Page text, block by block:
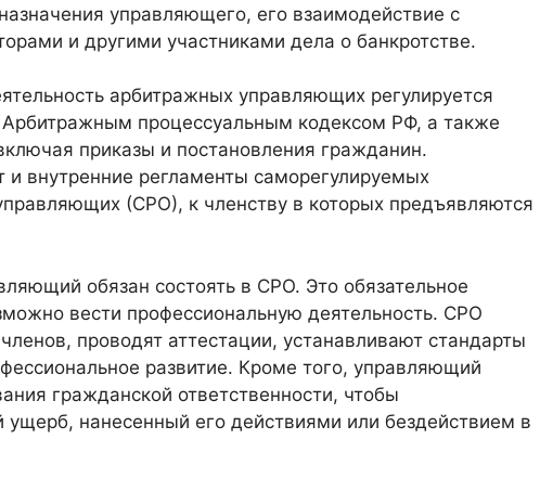
управляющего, его взаимодействие с
и другими участниками дела о банкротстве.
арбитражных управляющих регулируется
процессуальным кодексом РФ, а также
приказы и постановления гражданин.
внутренние регламенты саморегулируемых
(СРО), к членству в которых предъявляются
обязан состоять в СРО. Это обязательное
вести профессиональную деятельность. СРО
проводят аттестации, устанавливают стандарты
развитие. Кроме того, управляющий
гражданской ответственности, чтобы
нанесенный его действиями или бездействием в